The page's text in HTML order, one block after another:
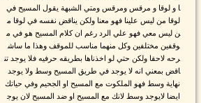
ا و لوقا و مرقس ومرقس ومتي الشبهة يقول المسيح في
لوقا من ليس علينا فهو معنا ولكن يناقض نفسه في لوقا م
ن ليس معي فهو علي الرد رغم ان كلام المسيح هو في م
وقفين مختلفين وكل منهما مناسب للموقف وهذا ما ساش
رحه لاحقا ولكن حتي لو اخذناها بطريقه حرفيه فلا يوجد تن
اقض بمعني انه لا يوجد في طريق المسيح وسط ولا يوجد
نهاية وسط فهو الملكوت مع المسيح او الجحيم وفي حياتك
ايضا لايوجد وسط لانك مع المسيح او ضد المسيح لان يوج